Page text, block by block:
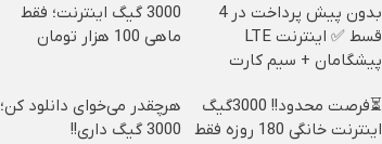
بدون پیش پرداخت در 4
قسط ✅ اینترنت LTE
پیشگامان + سیم کارت
3000 گیگ اینترنت؛ فقط
ماهی 100 هزار تومان
⏳فرصت محدود!! 3000گیگ
اینترنت خانگی 180 روزه فقط
هرچقدر می‌خوای دانلود کن؛
3000 گیگ داری!!